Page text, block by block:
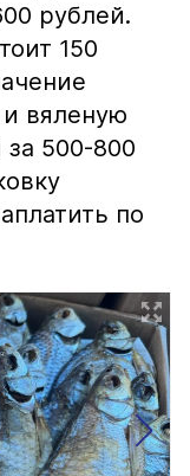
рублей.
150
вяленую
500-800
по